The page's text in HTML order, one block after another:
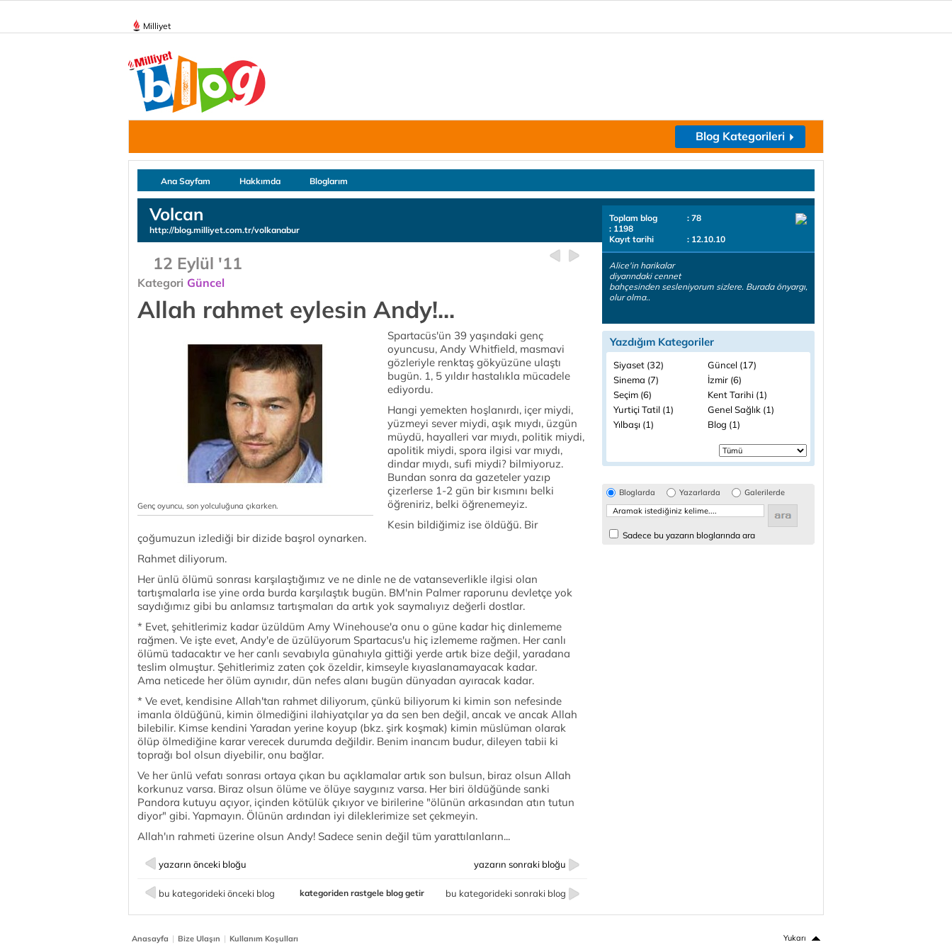
Milliyet
Blog Kategorileri
Ana Sayfam Hakkımda Bloglarım
Volcan
http://blog.milliyet.com.tr/volkanabur
12 Eylül '11
Kategori Güncel
Allah rahmet eylesin Andy!...
Genç oyuncu, son yolculuğuna çıkarken.
Spartacüs'ün 39 yaşındaki genç
oyuncusu, Andy Whitfield, masmavi
gözleriyle renktaş gökyüzüne ulaştı
bugün. 1, 5 yıldır hastalıkla mücadele
ediyordu.
Hangi yemekten hoşlanırdı, içer miydi,
yüzmeyi sever miydi, aşık mıydı, üzgün
müydü, hayalleri var mıydı, politik miydi,
apolitik miydi, spora ilgisi var mıydı,
dindar mıydı, sufi miydi? bilmiyoruz.
Bundan sonra da gazeteler yazıp
çizerlerse 1-2 gün bir kısmını belki
öğreniriz, belki öğrenemeyiz.
Kesin bildiğimiz ise öldüğü. Bir
çoğumuzun izlediği bir dizide başrol oynarken.
Rahmet diliyorum.
Her ünlü ölümü sonrası karşılaştığımız ve ne dinle ne de vatanseverlikle ilgisi olan
tartışmalarla ise yine orda burda karşılaştık bugün. BM'nin Palmer raporunu devletçe yok
saydığımız gibi bu anlamsız tartışmaları da artık yok saymalıyız değerli dostlar.
* Evet, şehitlerimiz kadar üzüldüm Amy Winehouse'a onu o güne kadar hiç dinlememe
rağmen. Ve işte evet, Andy'e de üzülüyorum Spartacus'u hiç izlememe rağmen. Her canlı
ölümü tadacaktır ve her canlı sevabıyla günahıyla gittiği yerde artık bize değil, yaradana
teslim olmuştur. Şehitlerimiz zaten çok özeldir, kimseyle kıyaslanamayacak kadar.
Ama neticede her ölüm aynıdır, dün nefes alanı bugün dünyadan ayıracak kadar.
* Ve evet, kendisine Allah'tan rahmet diliyorum, çünkü biliyorum ki kimin son nefesinde
imanla öldüğünü, kimin ölmediğini ilahiyatçılar ya da sen ben değil, ancak ve ancak Allah
bilebilir. Kimse kendini Yaradan yerine koyup (bkz. şirk koşmak) kimin müslüman olarak
ölüp ölmediğine karar verecek durumda değildir. Benim inancım budur, dileyen tabii ki
toprağı bol olsun diyebilir, onu bağlar.
Ve her ünlü vefatı sonrası ortaya çıkan bu açıklamalar artık son bulsun, biraz olsun Allah
korkunuz varsa. Biraz olsun ölüme ve ölüye saygınız varsa. Her biri öldüğünde sanki
Pandora kutuyu açıyor, içinden kötülük çıkıyor ve birilerine "ölünün arkasından atın tutun
diyor" gibi. Yapmayın. Ölünün ardından iyi dileklerimize set çekmeyin.
Allah'ın rahmeti üzerine olsun Andy! Sadece senin değil tüm yarattılanların...
yazarın önceki bloğu yazarın sonraki bloğu
bu kategorideki önceki blog bu kategorideki sonraki blog
kategoriden rastgele blog getir
Toplam blog
: 78
: 1198
Kayıt tarihi
: 12.10.10
Alice'in harikalar
diyarındaki cennet
bahçesinden sesleniyorum sizlere. Burada önyargı,
olur olma..
Yazdığım Kategoriler
Siyaset (32)
Güncel (17)
Sinema (7)
İzmir (6)
Seçim (6)
Kent Tarihi (1)
Yurtiçi Tatil (1)
Genel Sağlık (1)
Yılbaşı (1)
Blog (1)
Bloglarda Yazarlarda Galerilerde
Sadece bu yazarın bloglarında ara
Anasayfa | Bize Ulaşın | Kullanım Koşulları Yukarı